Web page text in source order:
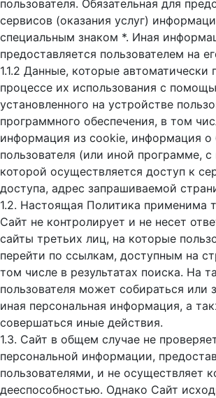
пользователя. Обязательная для
сервисов (оказания услуг)
специальным знаком *. Иная
предоставляется пользователем на
1.1.2 Данные, которые автоматически
процессе их использования с
установленного на устройстве
программного обеспечения, в том
информация из cookie, информация о
пользователя (или иной программе,
которой осуществляется доступ к
доступа, адрес запрашиваемой
1.2. Настоящая Политика применима
Сайт не контролирует и не несет
сайты третьих лиц, на которые
перейти по ссылкам, доступным на
том числе в результатах поиска. На
пользователя может собираться или
иная персональная информация, а
совершаться иные действия.
1.3. Сайт в общем случае не
персональной информации,
пользователями, и не осуществляет
дееспособностью. Однако Сайт